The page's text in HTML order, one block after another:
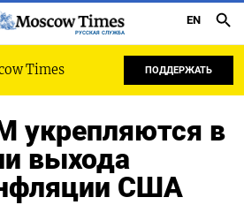
РУССКАЯ СЛУЖБА
EN
Times ПОДДЕРЖАТЬ
укрепляются в
выхода
США